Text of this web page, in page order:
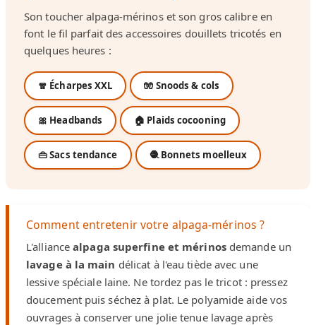
Son toucher alpaga-mérinos et son gros calibre en
font le fil parfait des accessoires douillets tricotés en
quelques heures :
🧣 Écharpes XXL 🧤 Snoods & cols
🎀 Headbands 🏠 Plaids cocooning
👜 Sacs tendance 🧶 Bonnets moelleux
Comment entretenir votre alpaga-mérinos ?
L'alliancealpaga superfine et mérinosdemande un
lavage à la main délicat à l'eau tiède avec une
lessive spéciale laine. Ne tordez pas le tricot : pressez
doucement puis séchez à plat. Le polyamide aide vos
ouvrages à conserver une jolie tenue lavage après